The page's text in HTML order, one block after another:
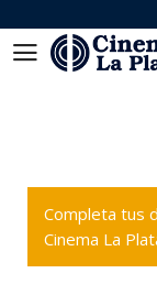
Completa tus
Cinema La